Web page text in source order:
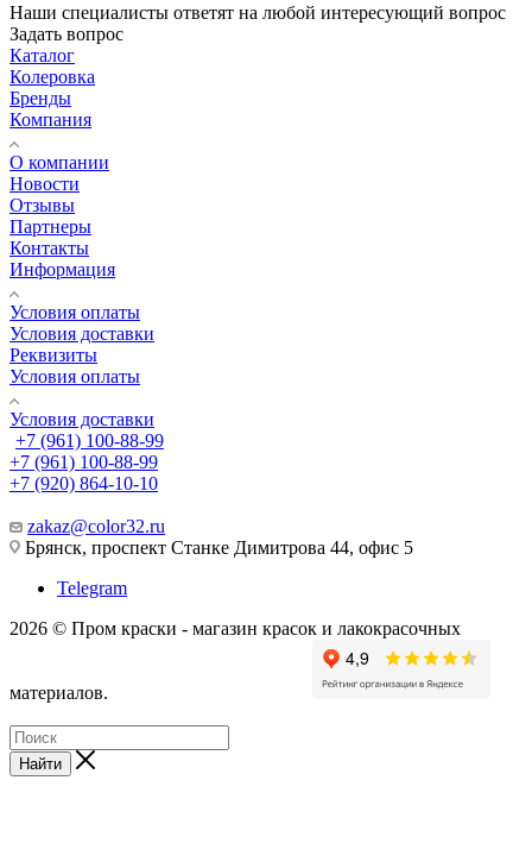
Наши специалисты ответят на любой интересующий вопрос
Задать вопрос
Каталог
Колеровка
Бренды
Компания
О компании
Новости
Отзывы
Партнеры
Контакты
Информация
Условия оплаты
Условия доставки
Реквизиты
Условия оплаты
Условия доставки
+7 (961) 100-88-99
+7 (961) 100-88-99
+7 (920) 864-10-10
zakaz@color32.ru
Брянск, проспект Станке Димитрова 44, офис 5
Telegram
2026 © Пром краски - магазин красок и лакокрасочных
материалов.
Найти